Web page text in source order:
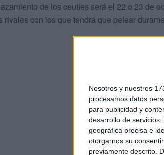
Nosotros y nuestros
procesamos datos
para publicidad y
desarrollo de servicios.
geográfica precisa e
otorgarnos su
previamente descrito.
de los ceutíes será el 22 o 23 de
rivales con los que tendrá que pelear